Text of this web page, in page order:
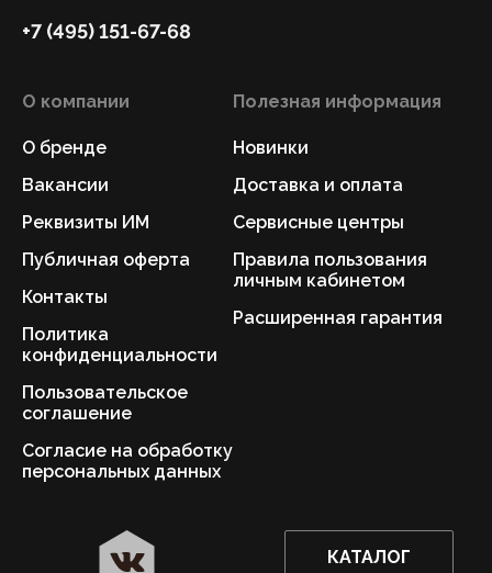
+7 (495) 151-67-68
О компании
О бренде
Вакансии
Реквизиты ИМ
Публичная оферта
Контакты
Политика
конфиденциальности
Пользовательское
соглашение
Согласие на обработку
персональных данных
Полезная информация
Новинки
Доставка и оплата
Сервисные центры
Правила пользования
личным кабинетом
Расширенная гарантия
КАТАЛОГ